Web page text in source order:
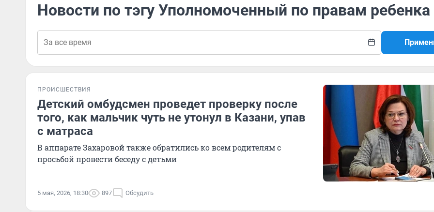
Новости по тэгу Уполномоченный по правам ребенка
ПРОИСШЕСТВИЯ
Детский омбудсмен проведет проверку после
того, как мальчик чуть не утонул в Казани, упав
с матраса
В аппарате Захаровой также обратились ко всем родителям с
просьбой провести беседу с детьми
5 мая, 2026, 18:30 897 Обсудить